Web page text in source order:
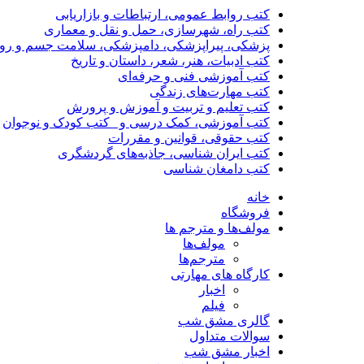
کتب روابط عمومی، ارتباطات و بازاریابی
کتب راه، شهرسازی، حمل و نقل و معماری
پزشکی، پیراپزشکی، دامپزشکی، سلامت جسم و
کتب ادبیات، هنر، شعر، داستان و تاریخ
کتب آموزشی فنی و حرفه‌ای
کتب مهارت‌های زندگی
کتب تعلیم و تربیت و آموزش و پرورش
کتب آموزشی، کمک درسی و _کتب کودک و نوجوان
کتب حقوقی، قوانین و مقررات
کتب ایران شناسی، جاذبه‌های گردشگری
کتب دامغان شناسی
خانه
فروشگاه
مولف‌ها و مترجم ها
مولف‌ها
مترجم‌ها
کارگاه های مهارتی
اخبار
فیلم
گالری مشق شب
سوالات متداول
اخبار مشق شب